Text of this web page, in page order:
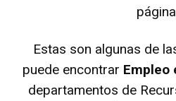
Estas son algunas de
puede encontrar Empleo
departamentos de